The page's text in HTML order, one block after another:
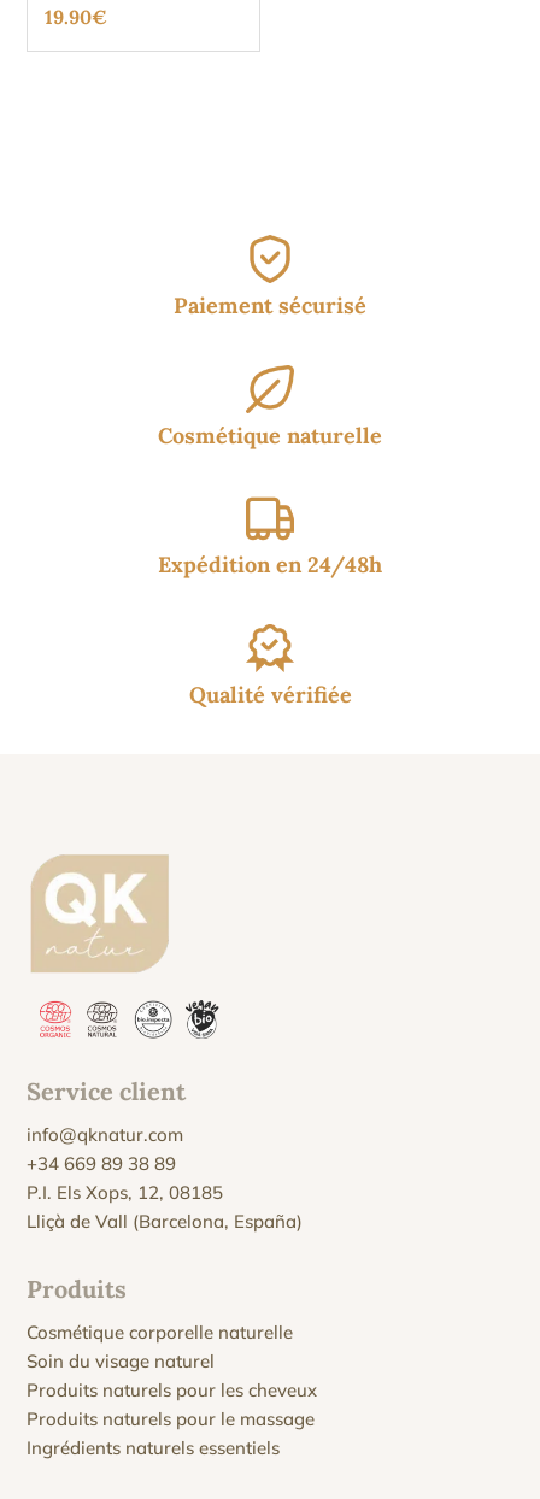
19.90€
Paiement sécurisé
Cosmétique naturelle
Expédition en 24/48h
Qualité vérifiée
Service client
info@qknatur.com
+34 669 89 38 89
P.I. Els Xops, 12, 08185
Lliçà de Vall (Barcelona, España)
Produits
Cosmétique corporelle naturelle
Soin du visage naturel
Produits naturels pour les cheveux
Produits naturels pour le massage
Ingrédients naturels essentiels